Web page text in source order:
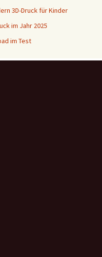
3D-Druck für Kinder
im Jahr 2025
im Test